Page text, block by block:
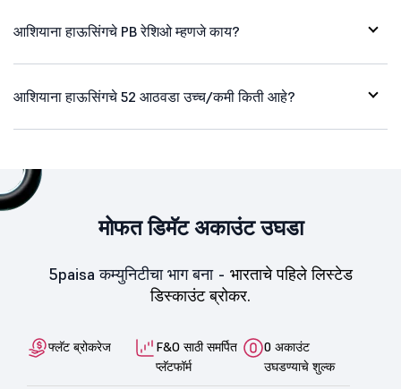
आशियाना हाऊसिंगचे PB रेशिओ म्हणजे काय?
आशियाना हाऊसिंगचे 52 आठवडा उच्च/कमी किती आहे?
मोफत डिमॅट अकाउंट उघडा
5paisa कम्युनिटीचा भाग बना - भारताचे पहिले लिस्टेड
डिस्काउंट ब्रोकर.
फ्लॅट ब्रोकरेज
F&O साठी समर्पित
प्लॅटफॉर्म
0 अकाउंट
उघडण्याचे शुल्क